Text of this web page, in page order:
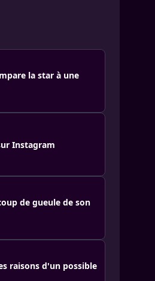
la star à une
Instagram
de gueule de son
raisons d'un possible